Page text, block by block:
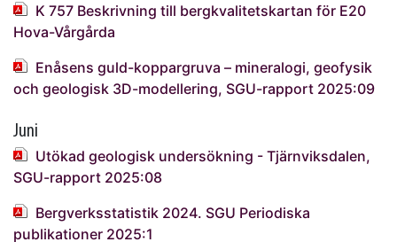
K 757 Beskrivning till bergkvalitetskartan för E20
Hova-Vårgårda
Enåsens guld-koppargruva – mineralogi, geofysik
och geologisk 3D-modellering, SGU-rapport 2025:09
Juni
Utökad geologisk undersökning - Tjärnviksdalen,
SGU-rapport 2025:08
Bergverksstatistik 2024. SGU Periodiska
publikationer 2025:1